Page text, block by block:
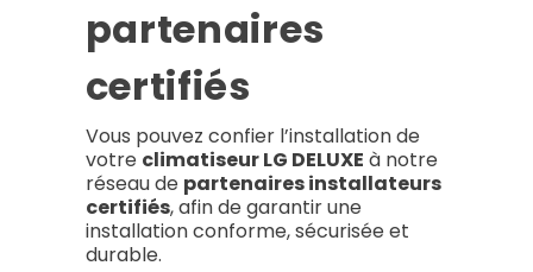
partenaires
certifiés
Vous pouvez confier l’installation de
votre climatiseur LG DELUXE à notre
réseau de partenaires installateurs
certifiés, afin de garantir une
installation conforme, sécurisée et
durable.